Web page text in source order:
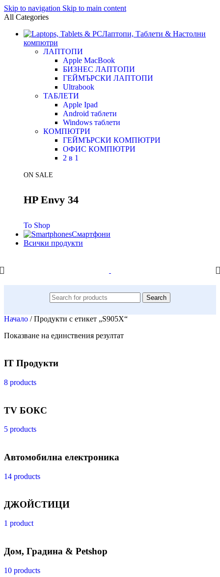
Skip to navigation Skip to main content
All Categories
Лаптопи, Таблети & Настолни
компютри
ЛАПТОПИ
Apple MacBook
БИЗНЕС ЛАПТОПИ
ГЕЙМЪРСКИ ЛАПТОПИ
Ultrabook
ТАБЛЕТИ
Apple Ipad
Android таблети
Windows таблети
КОМПЮТРИ
ГЕЙМЪРСКИ КОМПЮТРИ
ОФИС КОМПЮТРИ
2 в 1
ON SALE
HP Envy 34
To Shop
Смартфони
Всички продукти
Search
Начало / Продукти с етикет „S905X“
Показване на единствения резултат
IT Продукти
8 products
TV БОКС
5 products
Автомобилна електроника
14 products
ДЖОЙСТИЦИ
1 product
Дом, Градина & Petshop
10 products